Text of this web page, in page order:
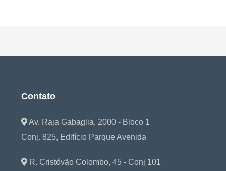
Contato
Av. Raja Gabaglia, 2000 - Bloco 1
Conj. 825, Edifício Parque Avenida
R. Cristóvão Colombo, 45 - Conj 101